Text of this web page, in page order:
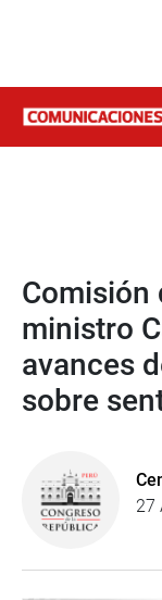
Comisión
ministro
avances
sobre
27